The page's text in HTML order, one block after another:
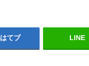
はてブ LINE